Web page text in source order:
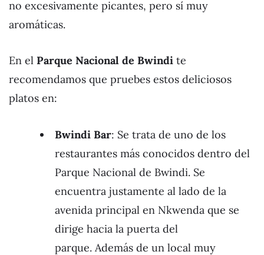
no excesivamente picantes, pero sí muy
aromáticas.
En el Parque Nacional de Bwindi te
recomendamos que pruebes estos deliciosos
platos en:
Bwindi Bar: Se trata de uno de los
restaurantes más conocidos dentro del
Parque Nacional de Bwindi. Se
encuentra justamente al lado de la
avenida principal en Nkwenda que se
dirige hacia la puerta del
parque. Además de un local muy